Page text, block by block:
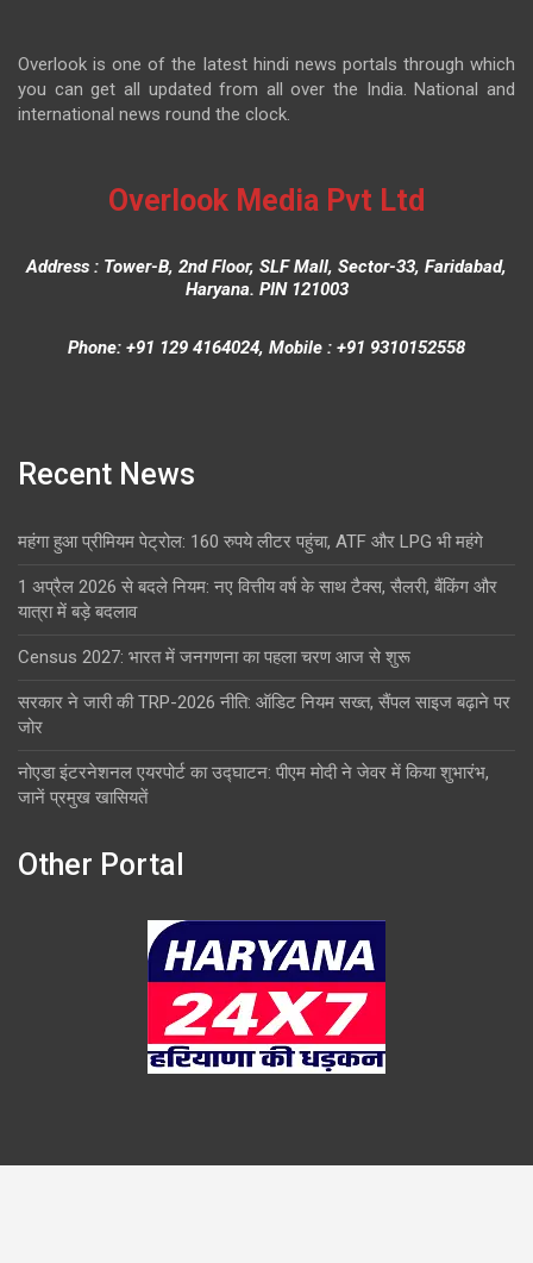
Overlook is one of the latest hindi news portals through which
you can get all updated from all over the India. National and
international news round the clock.
Overlook Media Pvt Ltd
Address : Tower-B, 2nd Floor, SLF Mall, Sector-33, Faridabad,
Haryana. PIN 121003
Phone: +91 129 4164024, Mobile : +91 9310152558
Recent News
महंगा हुआ प्रीमियम पेट्रोल: 160 रुपये लीटर पहुंचा, ATF और LPG भी महंगे
1 अप्रैल 2026 से बदले नियम: नए वित्तीय वर्ष के साथ टैक्स, सैलरी, बैंकिंग और
यात्रा में बड़े बदलाव
Census 2027: भारत में जनगणना का पहला चरण आज से शुरू
सरकार ने जारी की TRP-2026 नीति: ऑडिट नियम सख्त, सैंपल साइज बढ़ाने पर
जोर
नोएडा इंटरनेशनल एयरपोर्ट का उद्घाटन: पीएम मोदी ने जेवर में किया शुभारंभ,
जानें प्रमुख खासियतें
Other Portal